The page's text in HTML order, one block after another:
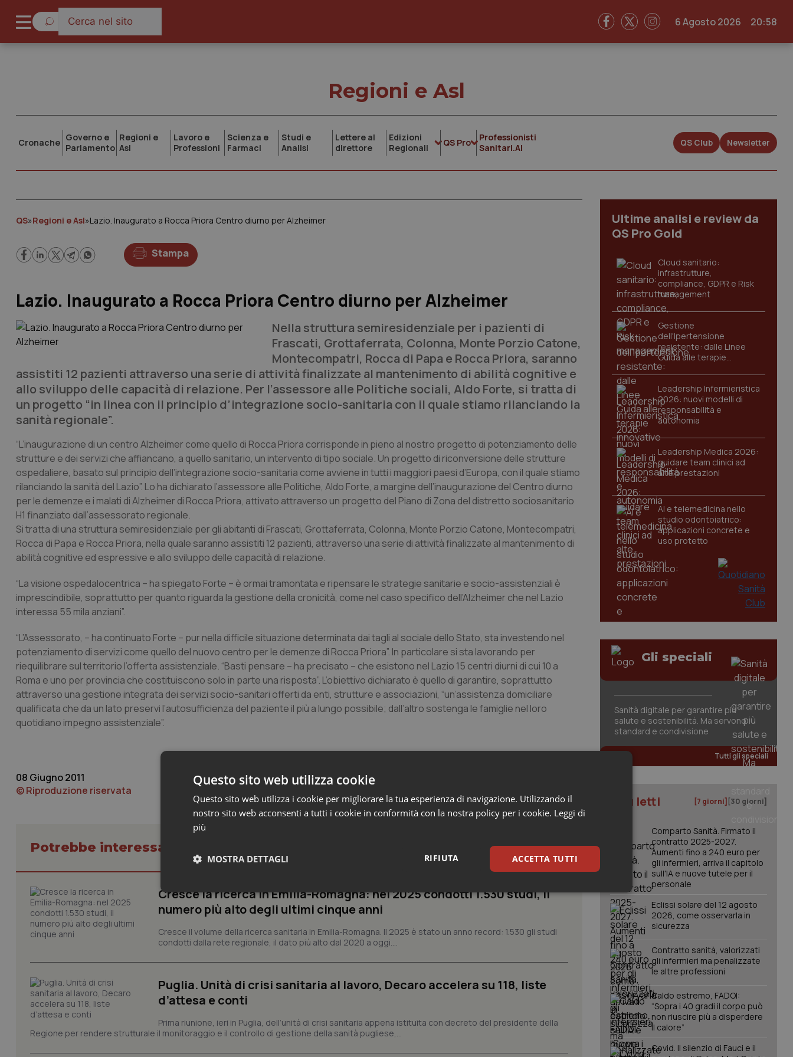
6 Agosto 2026 20:58
Regioni e Asl
Cronache Governo e
Parlamento
Regioni e
Asl
Lavoro e
Professioni
Scienza e
Farmaci
Studi e
Analisi
Lettere al
direttore
Edizioni
Regionali
QS Pro
Professionisti
Sanitari.AI
QS Club Newsletter
QS»Regioni e Asl»Lazio. Inaugurato a Rocca Priora Centro diurno per Alzheimer
Stampa
Lazio. Inaugurato a Rocca Priora Centro diurno per Alzheimer
Nella struttura semiresidenziale per i pazienti di
Frascati, Grottaferrata, Colonna, Monte Porzio Catone,
Montecompatri, Rocca di Papa e Rocca Priora, saranno
assistiti 12 pazienti attraverso una serie di attività finalizzate al mantenimento di abilità cognitive e
allo sviluppo delle capacità di relazione. Per l’assessore alle Politiche sociali, Aldo Forte, si tratta di
un progetto “in linea con il principio d’integrazione socio-sanitaria con il quale stiamo rilanciando la
sanità regionale”.
“L’inaugurazione di un centro Alzheimer come quello di Rocca Priora corrisponde in pieno al nostro progetto di potenziamento delle
strutture e dei servizi che affiancano, a quello sanitario, un intervento di tipo sociale. Un progetto di riconversione delle strutture
ospedaliere, basato sul principio dell’integrazione socio-sanitaria come avviene in tutti i maggiori paesi d’Europa, con il quale stiamo
rilanciando la sanità del Lazio”. Lo ha dichiarato l’assessore alle Politiche, Aldo Forte, a margine dell’inaugurazione del Centro diurno
per le demenze e i malati di Alzheimer di Rocca Priora, attivato attraverso un progetto del Piano di Zona del distretto sociosanitario
H1 finanziato dall’assessorato regionale.
Si tratta di una struttura semiresidenziale per gli abitanti di Frascati, Grottaferrata, Colonna, Monte Porzio Catone, Montecompatri,
Rocca di Papa e Rocca Priora, nella quale saranno assistiti 12 pazienti, attraverso una serie di attività finalizzate al mantenimento di
abilità cognitive ed espressive e allo sviluppo delle capacità di relazione.
“La visione ospedalocentrica – ha spiegato Forte – è ormai tramontata e ripensare le strategie sanitarie e socio-assistenziali è
imprescindibile, soprattutto per quanto riguarda la gestione della cronicità, come nel caso specifico dell’Alzheimer che nel Lazio
interessa 55 mila anziani”.
“L’Assessorato, – ha continuato Forte – pur nella difficile situazione determinata dai tagli al sociale dello Stato, sta investendo nel
potenziamento di servizi come quello del nuovo centro per le demenze di Rocca Priora”. In particolare si sta lavorando per
riequilibrare sul territorio l’offerta assistenziale. “Basti pensare – ha precisato – che esistono nel Lazio 15 centri diurni di cui 10 a
Roma e uno per provincia che costituiscono solo in parte una risposta”. L’obiettivo dichiarato è quello di garantire, soprattutto
attraverso una gestione integrata dei servizi socio-sanitari offerti da enti, strutture e associazioni, “un’assistenza domiciliare
qualificata che da un lato preservi l’autosufficienza del paziente il più a lungo possibile; dall’altro sostenga le famiglie nel loro
quotidiano impegno assistenziale”.
08 Giugno 2011
© Riproduzione riservata
Potrebbe interessarti in Regioni e Asl
Cresce la ricerca in Emilia-Romagna: nel 2025 condotti 1.530 studi, il
numero più alto degli ultimi cinque anni
Cresce il volume della ricerca sanitaria in Emilia-Romagna. Il 2025 è stato un anno record: 1.530 gli studi
condotti dalla rete regionale, il dato più alto dal 2020 a oggi....
Puglia. Unità di crisi sanitaria al lavoro, Decaro accelera su 118, liste
d’attesa e conti
Prima riunione, ieri in Puglia, dell’unità di crisi sanitaria appena istituita con decreto del presidente della
Regione per rendere strutturale il monitoraggio e il controllo di gestione della sanità pugliese,...
Ultime analisi e review da
QS Pro Gold
Cloud sanitario:
infrastrutture,
compliance, GDPR e Risk
management
Gestione
dell'Ipertensione
resistente: dalle Linee
Guida alle terapie
innovative
Leadership Infermieristica
2026: nuovi modelli di
responsabilità e
autonomia
Leadership Medica 2026:
guidare team clinici ad
alte prestazioni
AI e telemedicina nello
studio odontoiatrico:
applicazioni concrete e
uso protetto
Gli speciali
Sanità digitale per garantire più
salute e sostenibilità. Ma servono
standard e condivisione
Tutti gli speciali
I più letti [7 giorni] [30 giorni]
Comparto Sanità. Firmato il
contratto 2025-2027.
Aumenti fino a 240 euro per
gli infermieri, arriva il capitolo
sull'IA e nuove tutele per il
personale
Eclissi solare del 12 agosto
2026, come osservarla in
sicurezza
Contratto sanità, valorizzati
gli infermieri ma penalizzate
le altre professioni
Caldo estremo, FADOI:
“Sopra i 40 gradi il corpo può
non riuscire più a disperdere
il calore”
Covid. Il silenzio di Fauci e il
Questo sito web utilizza cookie
Questo sito web utilizza i cookie per migliorare la tua esperienza di navigazione. Utilizzando il
nostro sito web acconsenti a tutti i cookie in conformità con la nostra policy per i cookie. Leggi di
più
ACCETTA TUTTI
RIFIUTA
MOSTRA DETTAGLI
Necessari Statistici Marketing
I cookie necessari contribuiscono a rendere fruibile il sito web abilitandone funzionalità di base quali la navigazione sulle pagine
Nome
Fornitore/Dominio Scadenza
Descrizione
.youtube.com
settimane
scelte di consenso e privacy dell'utente per la loro